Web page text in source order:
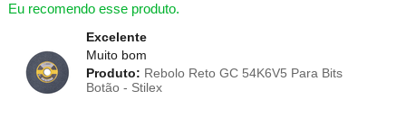
Eu recomendo esse produto.
Excelente
Muito bom
Produto: Rebolo Reto GC 54K6V5 Para Bits
Botão - Stilex